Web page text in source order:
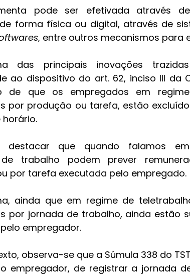
pode ser efetivada através
forma física ou digital, através de
, entre outros mecanismos para
das principais inovações
ao dispositivo do art. 62, inciso III da
de que os empregados em
por produção ou tarefa, estão
destacar que quando falamos
trabalho podem prever
por tarefa executada pelo empregado.
ainda que em regime de
por jornada de trabalho, ainda estão
empregador.
observa-se que a Súmula 338 do
empregador, de registrar a jornada